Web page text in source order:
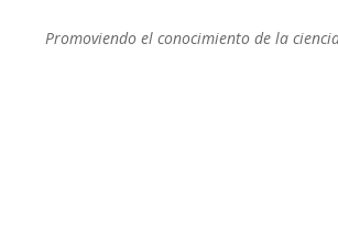
Promoviendo el conocimiento de la